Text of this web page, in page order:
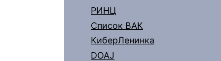
РИНЦ
Список ВАК
КиберЛенинка
DOAJ